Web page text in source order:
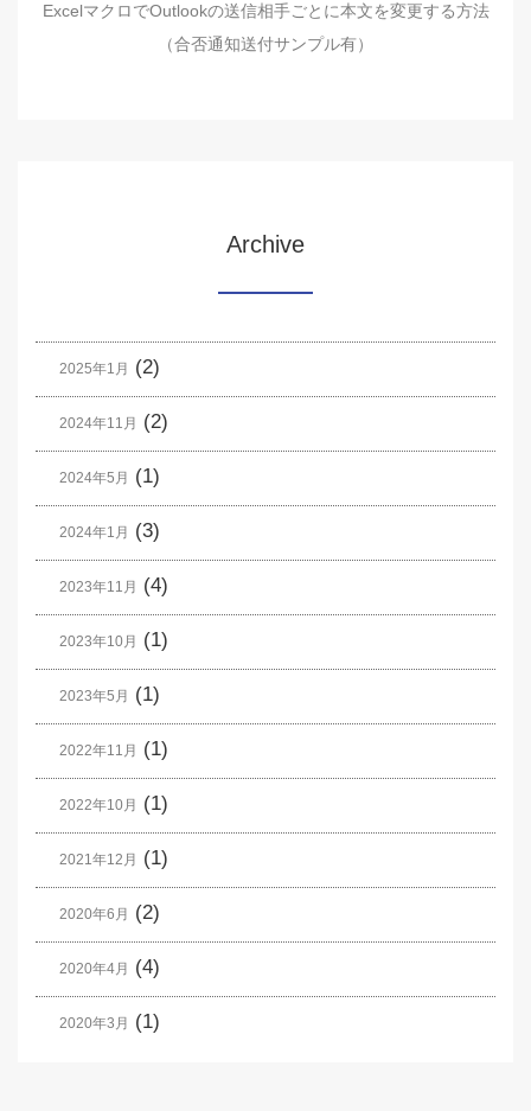
ExcelマクロでOutlookの送信相手ごとに本文を変更する方法
（合否通知送付サンプル有）
Archive
2025年1月 (2)
2024年11月 (2)
2024年5月 (1)
2024年1月 (3)
2023年11月 (4)
2023年10月 (1)
2023年5月 (1)
2022年11月 (1)
2022年10月 (1)
2021年12月 (1)
2020年6月 (2)
2020年4月 (4)
2020年3月 (1)